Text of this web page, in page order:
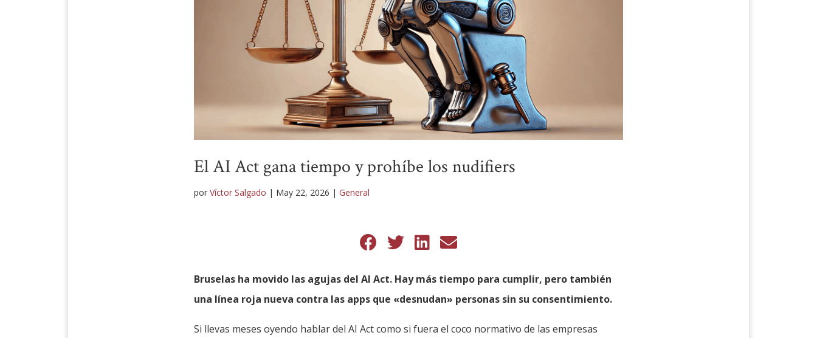
El AI Act gana tiempo y prohíbe los nudifiers
porVíctor Salgado | May 22, 2026 |General
Bruselas ha movido las agujas del AI Act. Hay más tiempo para cumplir, pero también
una línea roja nueva contra las apps que «desnudan» personas sin su consentimiento.
Si llevas meses oyendo hablar del AI Act como si fuera el coco normativo de las empresas